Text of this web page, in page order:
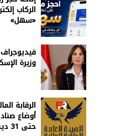
الركاب
«سهل»
وزيرة
الرقابة
أوضاع
حتى 31 ديسمبر